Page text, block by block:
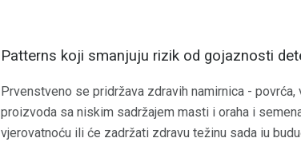
Patterns koji smanjuju rizik od gojaznosti
Prvenstveno se pridržava zdravih namirnica -
proizvoda sa niskim sadržajem masti i oraha i
vjerovatnoću ili će zadržati zdravu težinu sada iu